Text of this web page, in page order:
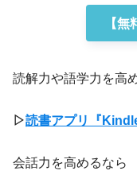
【
読解力や語学力を高
▷読書アプリ『Kindle
会話力を高めるなら